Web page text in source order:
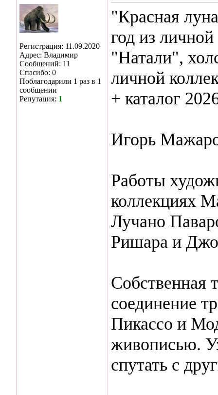
Регистрация: 11.09.2020
Адрес: Владимир
Сообщений: 11
Спасибо: 0
Поблагодарили 1 раз в 1
сообщении
Репутация: 1
"Красная
год из
"Натали",
личной
+ каталог
Игорь
Работы
коллекциях
Лучано
Ришара и
Собственная
соединение
Пикассо и
живописью.
спутать с